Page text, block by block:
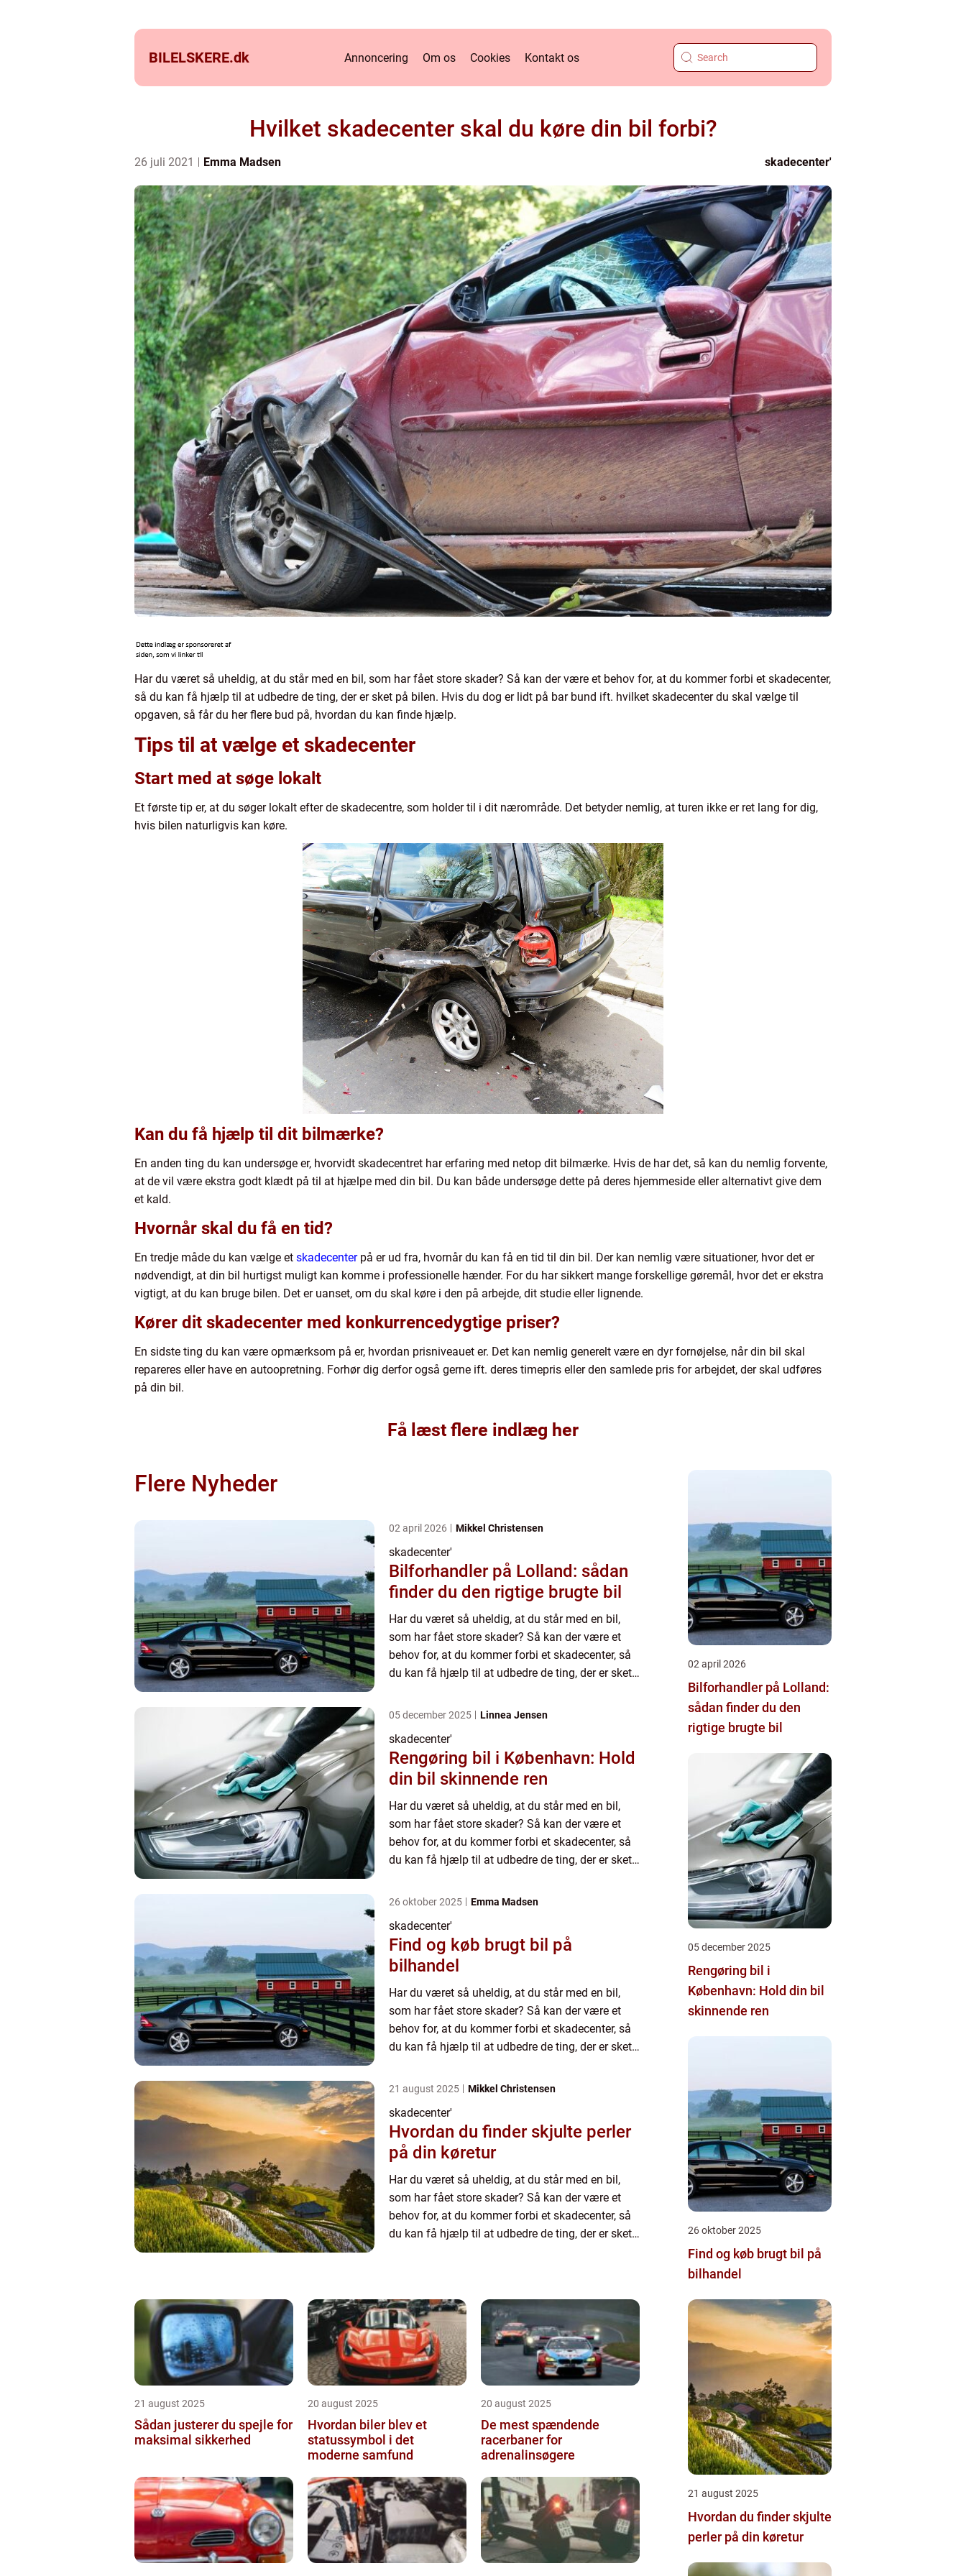
BILELSKERE.dk Annoncering Om os Cookies Kontakt os
Hvilket skadecenter skal du køre din bil forbi?
26 juli 2021 Emma Madsen skadecenter'
Har du været så uheldig, at du står med en bil, som har fået store skader? Så kan der være et behov for, at du kommer forbi et skadecenter,
så du kan få hjælp til at udbedre de ting, der er sket på bilen. Hvis du dog er lidt på bar bund ift. hvilket skadecenter du skal vælge til
opgaven, så får du her flere bud på, hvordan du kan finde hjælp.
Tips til at vælge et skadecenter
Start med at søge lokalt
Et første tip er, at du søger lokalt efter de skadecentre, som holder til i dit nærområde. Det betyder nemlig, at turen ikke er ret lang for dig,
hvis bilen naturligvis kan køre.
Kan du få hjælp til dit bilmærke?
En anden ting du kan undersøge er, hvorvidt skadecentret har erfaring med netop dit bilmærke. Hvis de har det, så kan du nemlig forvente,
at de vil være ekstra godt klædt på til at hjælpe med din bil. Du kan både undersøge dette på deres hjemmeside eller alternativt give dem
et kald.
Hvornår skal du få en tid?
En tredje måde du kan vælge et skadecenterpå er ud fra, hvornår du kan få en tid til din bil. Der kan nemlig være situationer, hvor det er
nødvendigt, at din bil hurtigst muligt kan komme i professionelle hænder. For du har sikkert mange forskellige gøremål, hvor det er ekstra
vigtigt, at du kan bruge bilen. Det er uanset, om du skal køre i den på arbejde, dit studie eller lignende.
Kører dit skadecenter med konkurrencedygtige priser?
En sidste ting du kan være opmærksom på er, hvordan prisniveauet er. Det kan nemlig generelt være en dyr fornøjelse, når din bil skal
repareres eller have en autoopretning. Forhør dig derfor også gerne ift. deres timepris eller den samlede pris for arbejdet, der skal udføres
på din bil.
Få læst flere indlæg her
Flere Nyheder
02 april 2026 Mikkel Christensen
skadecenter'
Bilforhandler på Lolland: sådan
finder du den rigtige brugte bil
Har du været så uheldig, at du står med en bil,
som har fået store skader? Så kan der være et
behov for, at du kommer forbi et skadecenter, så
du kan få hjælp til at udbedre de ting, der er sket
05 december 2025 Linnea Jensen
skadecenter'
Rengøring bil i København: Hold
din bil skinnende ren
Har du været så uheldig, at du står med en bil,
som har fået store skader? Så kan der være et
behov for, at du kommer forbi et skadecenter, så
du kan få hjælp til at udbedre de ting, der er sket
26 oktober 2025 Emma Madsen
skadecenter'
Find og køb brugt bil på
bilhandel
Har du været så uheldig, at du står med en bil,
som har fået store skader? Så kan der være et
behov for, at du kommer forbi et skadecenter, så
du kan få hjælp til at udbedre de ting, der er sket
21 august 2025 Mikkel Christensen
skadecenter'
Hvordan du finder skjulte perler
på din køretur
Har du været så uheldig, at du står med en bil,
som har fået store skader? Så kan der være et
behov for, at du kommer forbi et skadecenter, så
du kan få hjælp til at udbedre de ting, der er sket
21 august 2025
Sådan justerer du spejle for
maksimal sikkerhed
20 august 2025
Hvordan biler blev et
statussymbol i det
moderne samfund
20 august 2025
De mest spændende
racerbaner for
adrenalinsøgere
02 april 2026
Bilforhandler på Lolland:
sådan finder du den
rigtige brugte bil
05 december 2025
Rengøring bil i
København: Hold din bil
skinnende ren
26 oktober 2025
Find og køb brugt bil på
bilhandel
21 august 2025
Hvordan du finder skjulte
perler på din køretur